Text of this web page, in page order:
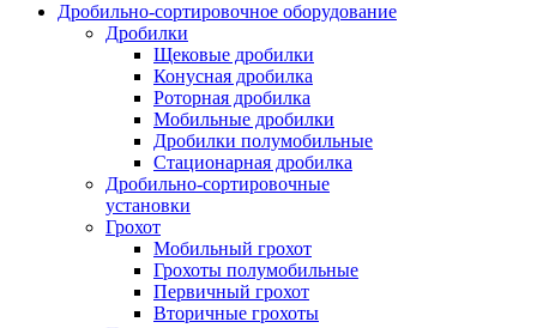
Дробильно-сортировочное оборудование
Дробилки
Щековые дробилки
Конусная дробилка
Роторная дробилка
Мобильные дробилки
Дробилки полумобильные
Стационарная дробилка
Дробильно-сортировочные
установки
Грохот
Мобильный грохот
Грохоты полумобильные
Первичный грохот
Вторичные грохоты